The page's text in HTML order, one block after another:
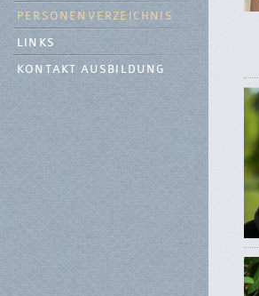
PERSONENVERZEICHNIS
LINKS
KONTAKT AUSBILDUNG